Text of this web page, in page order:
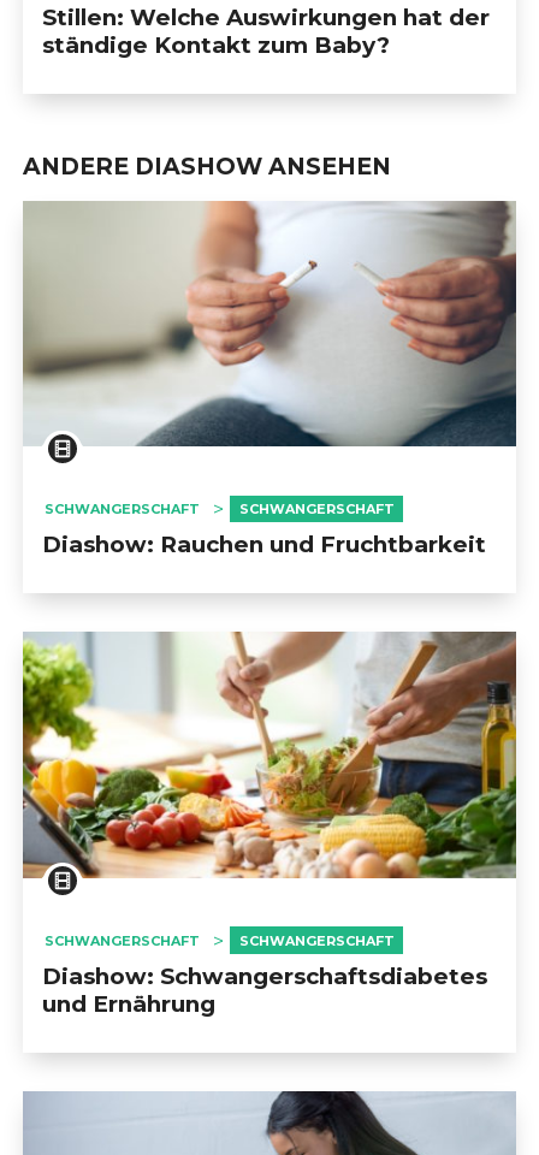
Stillen: Welche Auswirkungen hat der
ständige Kontakt zum Baby?
ANDERE DIASHOW ANSEHEN
SCHWANGERSCHAFT SCHWANGERSCHAFT
Diashow: Rauchen und Fruchtbarkeit
SCHWANGERSCHAFT SCHWANGERSCHAFT
Diashow: Schwangerschaftsdiabetes
und Ernährung